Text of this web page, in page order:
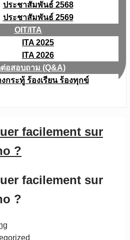
ประชาสัมพันธ์ 2568
ประชาสัมพันธ์ 2569
OIT/ITA
ITA 2025
ITA 2026
อสอบถาม (Q&A)
งกระทู้ ร้องเรียน ร้องทุกข์
facilement sur
?
facilement sur
?